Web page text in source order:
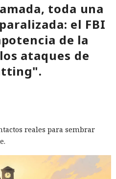
toda una
el FBI
de la
ataques de
reales para sembrar